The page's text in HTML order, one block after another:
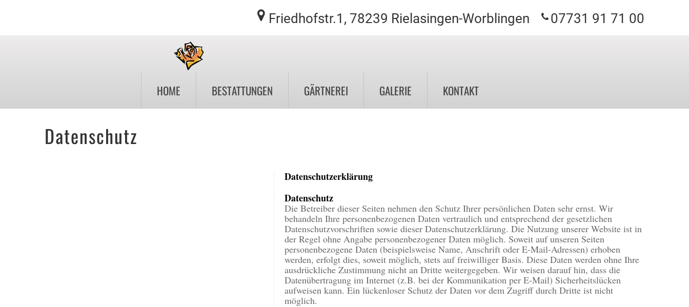
Friedhofstr.1, 78239 Rielasingen-Worblingen 07731 91 71 00
HOME BESTATTUNGEN GÄRTNEREI GALERIE
Einzel- und Doppelgräber
KONTAKT
Datenschutz
Datenschutzerklärung
Datenschutz
Die Betreiber dieser Seiten nehmen den Schutz Ihrer persönlichen Daten sehr ernst. Wir
behandeln Ihre personenbezogenen Daten vertraulich und entsprechend der gesetzlichen
Datenschutzvorschriften sowie dieser Datenschutzerklärung. Die Nutzung unserer Website ist in
der Regel ohne Angabe personenbezogener Daten möglich. Soweit auf unseren Seiten
personenbezogene Daten (beispielsweise Name, Anschrift oder E-Mail-Adressen) erhoben
werden, erfolgt dies, soweit möglich, stets auf freiwilliger Basis. Diese Daten werden ohne Ihre
ausdrückliche Zustimmung nicht an Dritte weitergegeben. Wir weisen darauf hin, dass die
Datenübertragung im Internet (z.B. bei der Kommunikation per E-Mail) Sicherheitslücken
aufweisen kann. Ein lückenloser Schutz der Daten vor dem Zugriff durch Dritte ist nicht
möglich.